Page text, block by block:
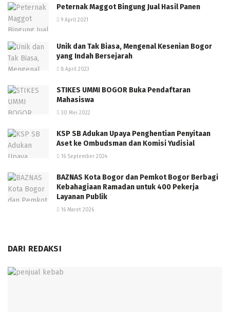
Peternak Maggot Bingung Jual Hasil Panen
9 April 2021
Unik dan Tak Biasa, Mengenal Kesenian Bogor
yang Indah Bersejarah
8 April 2023
STIKES UMMI BOGOR Buka Pendaftaran
Mahasiswa
30 Mei 2022
KSP SB Adukan Upaya Penghentian Penyitaan
Aset ke Ombudsman dan Komisi Yudisial
16 September 2024
BAZNAS Kota Bogor dan Pemkot Bogor Berbagi
Kebahagiaan Ramadan untuk 400 Pekerja
Layanan Publik
16 Maret 2026
DARI REDAKSI